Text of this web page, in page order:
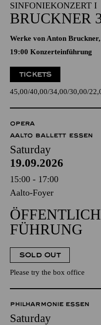
SINFONIEKONZERT I
BRUCKNER
Werke von Anton
19:00 Konzerteinführung
TICKETS
45,00 40,00 34,00 30,00
OPERA
AALTO BALLETT ESSEN
Saturday
19.09.2026
15:00 - 17:00
Aalto-Foyer
FÜHRUNG
SOLD OUT
Please try the box office
PHILHARMONIE ESSEN
Saturday